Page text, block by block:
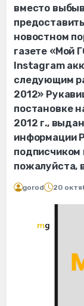
вместо
новостном
газете «Мой
Instagram
следующим
2012»
постановке
2012 г.,
информации
подписчиком
пожалуйста,
gorod 20